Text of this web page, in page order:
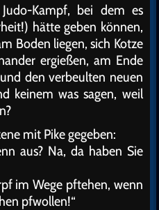
Kampf, bei dem es
hätte geben können,
Boden liegen, sich Kotze
ergießen, am Ende
den verbeulten neuen
keinem was sagen, weil
mit Pike gegeben:
aus? Na, da haben Sie
im Wege pftehen, wenn
pfwollen!“